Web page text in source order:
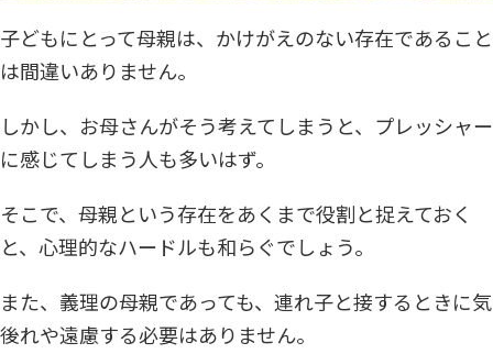
子どもにとって母親は、かけがえのない存在であること
は間違いありません。
しかし、お母さんがそう考えてしまうと、プレッシャー
に感じてしまう人も多いはず。
そこで、母親という存在をあくまで役割と捉えておく
と、心理的なハードルも和らぐでしょう。
また、義理の母親であっても、連れ子と接するときに気
後れや遠慮する必要はありません。